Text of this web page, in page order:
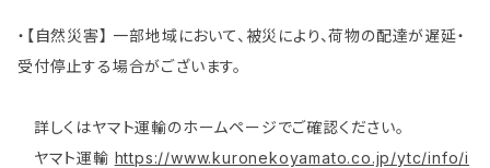
・【自然災害】 一部地域において、被災により、荷物の配達が遅延・
受付停止する場合がございます。
詳しくはヤマト運輸のホームページでご確認ください。
ヤマト運輸 https://www.kuronekoyamato.co.jp/ytc/info/i